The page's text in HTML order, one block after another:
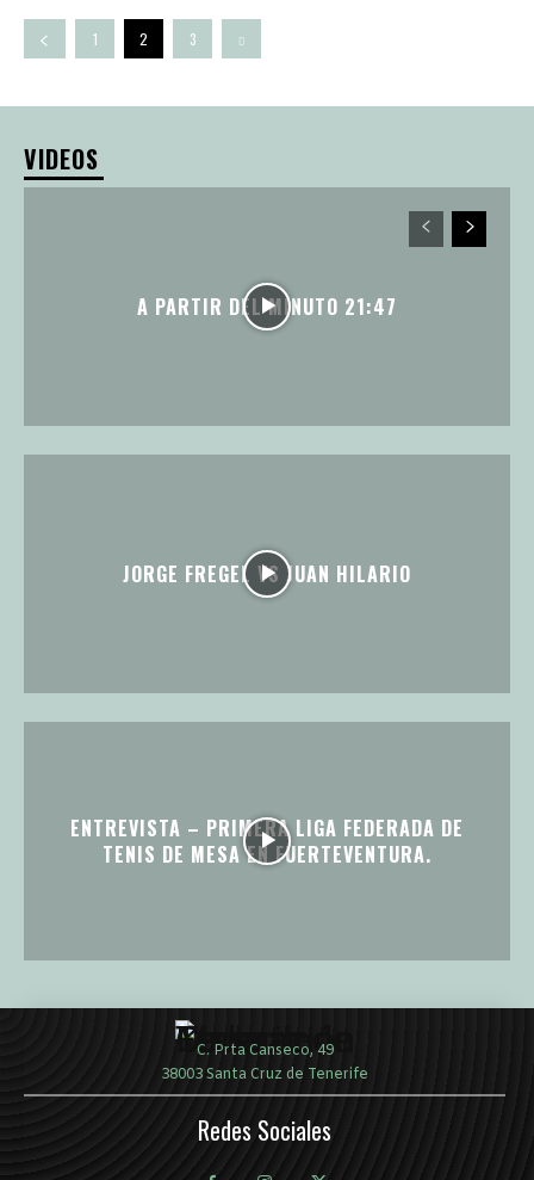
1 2 3
VIDEOS
A PARTIR DEL MINUTO 21:47
JORGE FREGEL VS JUAN HILARIO
ENTREVISTA – PRIMERA LIGA FEDERADA DE
TENIS DE MESA EN FUERTEVENTURA.
C. Prta Canseco, 49
38003 Santa Cruz de Tenerife
Redes Sociales